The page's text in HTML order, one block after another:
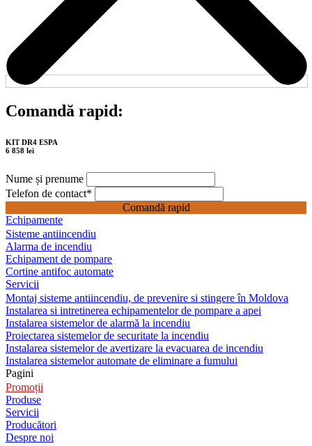
Comandă rapid:
KIT DR4 ESPA
6 858 lei
Nume și prenume
Telefon de contact*
Comandă rapid
Echipamente
Sisteme antiincendiu
Alarma de incendiu
Echipament de pompare
Cortine antifoc automate
Servicii
Montaj sisteme antiincendiu, de prevenire si stingere în Moldova
Instalarea si intretinerea echipamentelor de pompare a apei
Instalarea sistemelor de alarmă la incendiu
Proiectarea sistemelor de securitate la incendiu
Instalarea sistemelor de avertizare la evacuarea de incendiu
Instalarea sistemelor automate de eliminare a fumului
Pagini
Promoții
Produse
Servicii
Producători
Despre noi